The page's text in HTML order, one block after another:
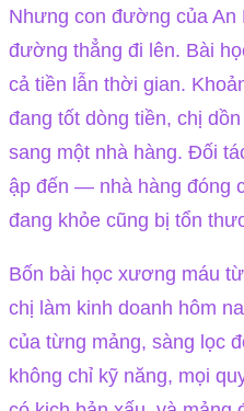
Nhưng con đường của An
đường thẳng đi lên. Bài
cả tiền lẫn thời gian.
đang tốt dòng tiền, chị
sang một nhà hàng. Đối
ập đến — nhà hàng đóng
đang khỏe cũng bị tổn
Bốn bài học xương máu
chị làm kinh doanh hôm
của từng mảng, sàng lọc
không chỉ kỹ năng, mọi